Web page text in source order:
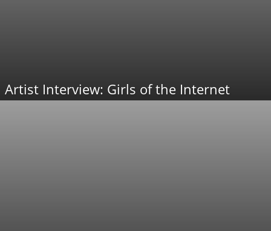
Artist Interview: Girls of the Internet